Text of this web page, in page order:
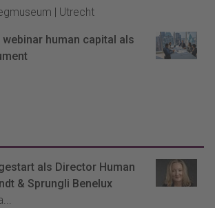
| Utrecht
webinar human capital als
als Director Human
& Sprungli Benelux